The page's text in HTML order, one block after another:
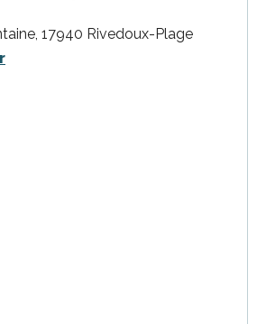
17940 Rivedoux-Plage